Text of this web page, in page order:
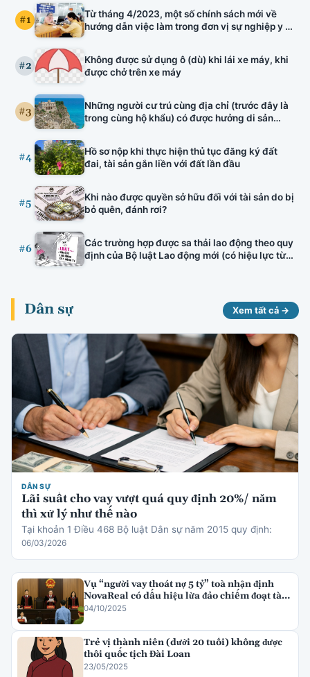
#1
Từ tháng 4/2023, một số chính sách mới về
hướng dẫn việc làm trong đơn vị sự nghiệp y tế
tuyên truyền viên văn hóa, bảo lãnh nhà ở hình
thành trong tương lai, đấu thầu thuốc có hiệu
#2
Không được sử dụng ô (dù) khi lái xe máy, khi
được chở trên xe máy
#3
Những người cư trú cùng địa chỉ (trước đây là
trong cùng hộ khẩu) có được hưởng di sản
#4
Hồ sơ nộp khi thực hiện thủ tục đăng ký đất
đai, tài sản gắn liền với đất lần đầu
#5
Khi nào được quyền sở hữu đối với tài sản do bị
bỏ quên, đánh rơi?
#6
Các trường hợp được sa thải lao động theo quy
định của Bộ luật Lao động mới (có hiệu lực từ
Dân sự Xem tất cả →
DÂN SỰ
Lãi suất cho vay vượt quá quy định 20%/ năm
thì xử lý như thế nào
Tại khoản 1 Điều 468 Bộ luật Dân sự năm 2015 quy định:
06/03/2026
Vụ “người vay thoát nợ 5 tỷ” toà nhận định
NovaReal có dấu hiệu lừa đảo chiếm đoạt tài
sản
04/10/2025
Trẻ vị thành niên (dưới 20 tuổi) không được
thôi quốc tịch Đài Loan
23/05/2025